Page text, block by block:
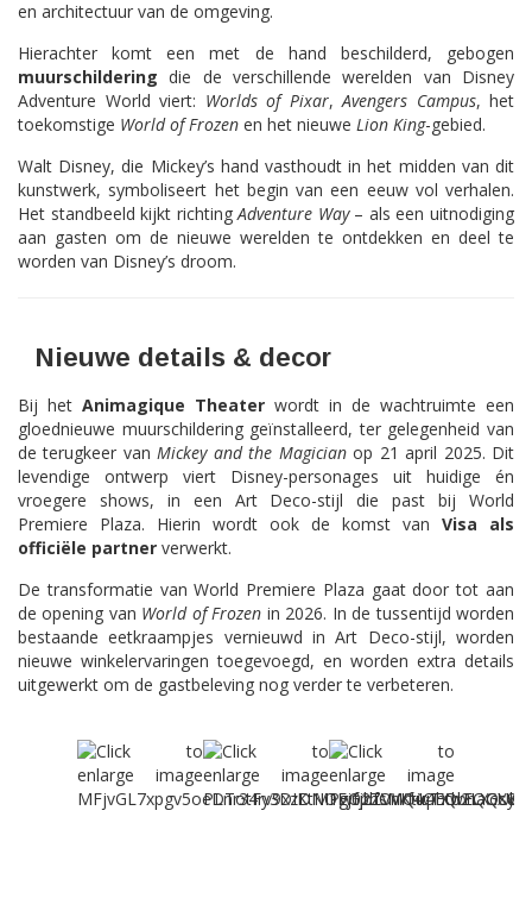
en architectuur van de omgeving.
Hierachter komt een met de hand beschilderd, gebogen
muurschildering die de verschillende werelden van Disney
Adventure World viert: Worlds of Pixar, Avengers Campus, het
toekomstige World of Frozen en het nieuwe Lion King-gebied.
Walt Disney, die Mickey’s hand vasthoudt in het midden van dit
kunstwerk, symboliseert het begin van een eeuw vol verhalen.
Het standbeeld kijkt richtingAdventure Way– als een uitnodiging
aan gasten om de nieuwe werelden te ontdekken en deel te
worden van Disney’s droom.
Nieuwe details & decor
Bij het Animagique Theater wordt in de wachtruimte een
gloednieuwe muurschildering geïnstalleerd, ter gelegenheid van
de terugkeer van Mickey and the Magicianop 21 april 2025. Dit
levendige ontwerp viert Disney-personages uit huidige én
vroegere shows, in een Art Deco-stijl die past bij World
Premiere Plaza. Hierin wordt ook de komst van Visa als
officiële partner verwerkt.
De transformatie van World Premiere Plaza gaat door tot aan
de opening van World of Frozen in 2026. In de tussentijd worden
bestaande eetkraampjes vernieuwd in Art Deco-stijl, worden
nieuwe winkelervaringen toegevoegd, en worden extra details
uitgewerkt om de gastbeleving nog verder te verbeteren.